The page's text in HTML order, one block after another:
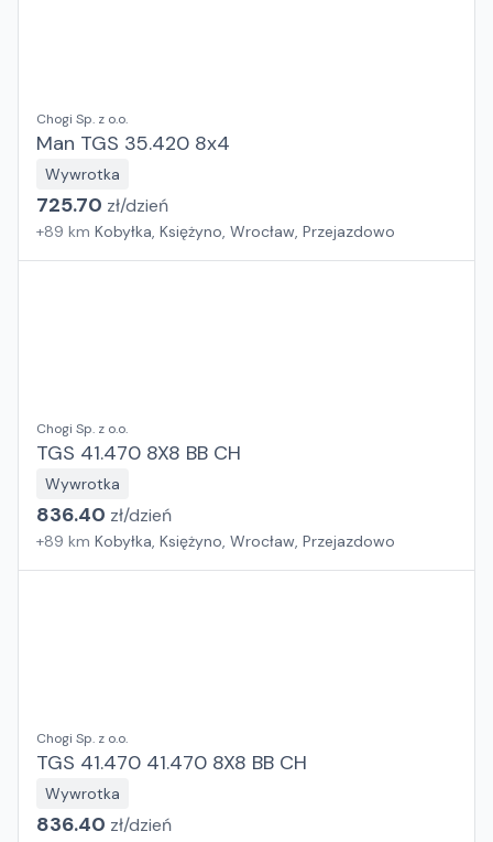
Chogi Sp. z o.o.
Man TGS 35.420 8x4
Wywrotka
725.70 zł/dzień
+89 km Kobyłka, Księżyno, Wrocław, Przejazdowo
Chogi Sp. z o.o.
TGS 41.470 8X8 BB CH
Wywrotka
836.40 zł/dzień
+89 km Kobyłka, Księżyno, Wrocław, Przejazdowo
Chogi Sp. z o.o.
TGS 41.470 41.470 8X8 BB CH
Wywrotka
836.40 zł/dzień